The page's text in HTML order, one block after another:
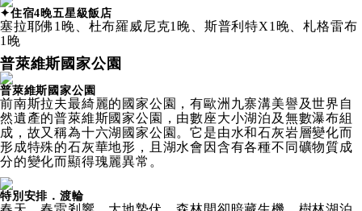
✦住宿4晚五星級飯店
塞拉耶佛1晚、杜布羅威尼克1晚、斯普利特X1晚、札格雷布
1晚
普萊維斯國家公園
普萊維斯國家公園
前南斯拉夫最綺麗的國家公園，有歐洲九寨溝美譽及世界自
然遺產的普萊維斯國家公園，由數座大小湖泊及無數瀑布組
成，故又稱為十六湖國家公園。它是由水和石灰岩層變化而
形成特殊的石灰華地形，且湖水會因含有各種不同礦物質成
分的變化而顯得瑰麗異常。
特別安排．渡輪